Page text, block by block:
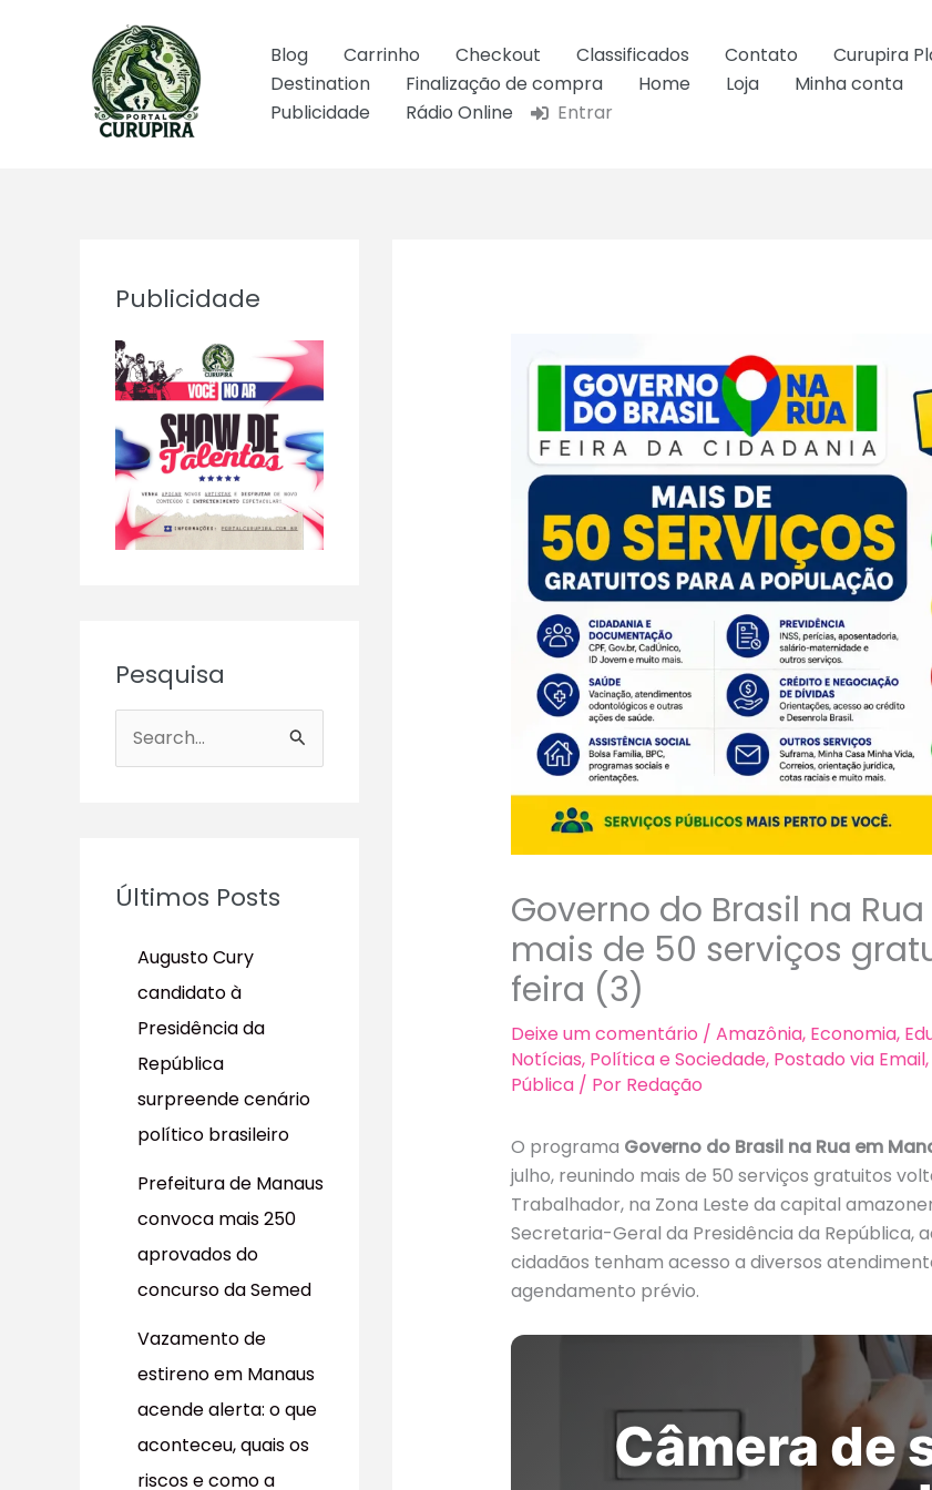
Blog Carrinho Checkout Classificados Contato Curupira
Destination
Finalização de compra Home Loja Minha conta
Publicidade
Rádio Online Entrar
Publicidade
Pesquisa
e
Últimos Posts
Augusto Cury
candidato à
Presidência da
República
surpreende cenário
político brasileiro
Prefeitura de Manaus
convoca mais 250
aprovados do
concurso da Semed
Vazamento de
estireno em Manaus
acende alerta: o que
aconteceu, quais os
riscos e como a
Governo do Brasil na
mais de 50 serviços
feira (3)
Deixe um comentário /Amazônia, Economia,
Notícias, Política e Sociedade, Postado via Email
Pública / Por Redação
O programa Governo do Brasil na Rua em
julho, reunindo mais de 50 serviços gratuitos
Trabalhador, na Zona Leste da capital
Secretaria-Geral da Presidência da República,
cidadãos tenham acesso a diversos
agendamento prévio.
Mini
Câmera de
Capacete
Amazon